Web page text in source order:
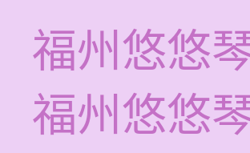
福州悠悠
福州悠悠